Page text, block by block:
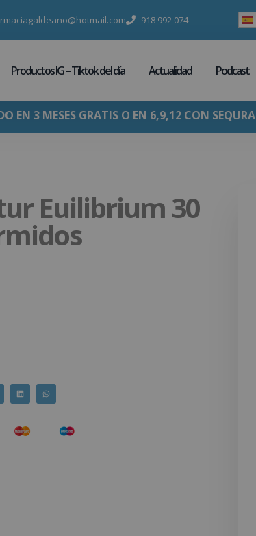
918 992 074
Productos IG – Tiktok del día Actualidad Podcast
EN 3 MESES GRATIS O EN 6,9,12 CON SEQURA
Euilibrium 30